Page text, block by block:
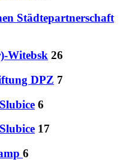
Städtepartnerschaft
Witebsk 26
DPZ 7
6
17
6